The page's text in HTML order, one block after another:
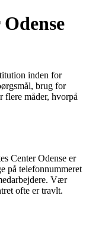
inden for
brug for
flere måder, hvorpå
Center Odense er
på telefonnummeret
Vær
ofte er travlt.